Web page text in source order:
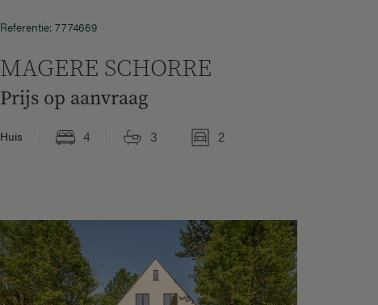
Referentie: 7774669
MAGERE SCHORRE
Prijs op aanvraag
Huis 4 3 2